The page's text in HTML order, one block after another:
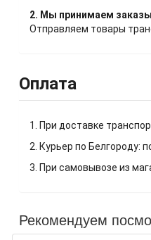
2. Мы принимаем
Отправляем товары
Оплата
1. При доставке
2. Курьер по Белгороду:
3. При самовывозе из
Рекомендуем